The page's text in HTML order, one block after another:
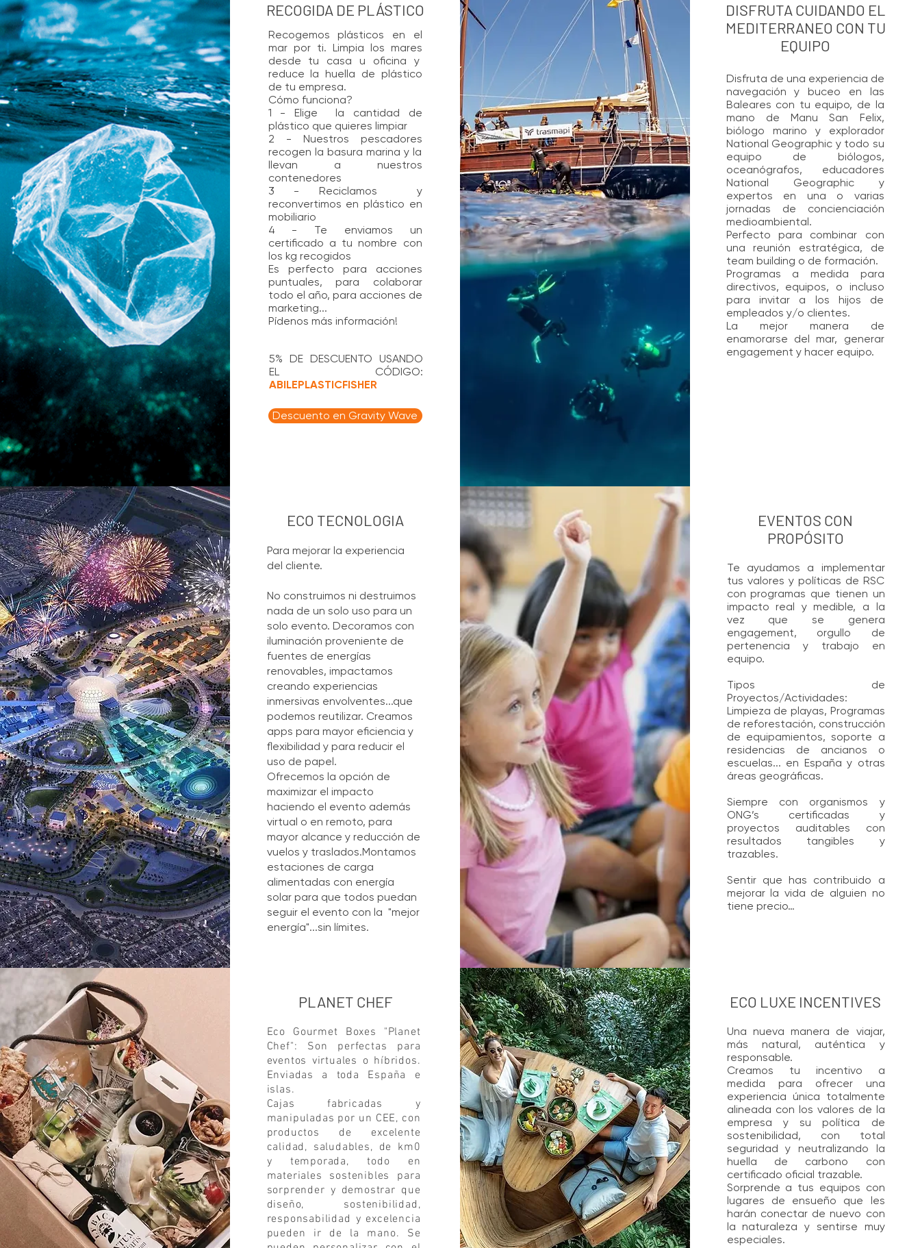
RECOGIDA DE PLÁSTICO
Recogemos plásticos en el
mar por ti. Limpia los mares
desde tu casa u oficina y
reduce la huella de plástico
de tu empresa.
Cómo funciona?
1 - Elige la cantidad de
plástico que quieres limpiar
2 - Nuestros pescadores
recogen la basura marina y la
llevan a nuestros
contenedores
3 - Reciclamos y
reconvertimos en plástico en
mobiliario
4 - Te enviamos un
certificado a tu nombre con
los kg recogidos
Es perfecto para acciones
puntuales, para colaborar
todo el año, para acciones de
marketing...
Pídenos más información!
5% DE DESCUENTO USANDO
EL CÓDIGO:
ABILEPLASTICFISHER
Descuento en Gravity Wave
DISFRUTA CUIDANDO EL
MEDITERRANEO CON TU
EQUIPO
Disfruta de una experiencia de
navegación y buceo en las
Baleares con tu equipo, de la
mano de Manu San Felix,
biólogo marino y explorador
National Geographic y todo su
equipo de biólogos,
oceanógrafos, educadores
National Geographic y
expertos en una o varias
jornadas de concienciación
medioambiental.
Perfecto para combinar con
una reunión estratégica, de
team building o de formación.
Programas a medida para
directivos, equipos, o incluso
para invitar a los hijos de
empleados y/o clientes.
La mejor manera de
enamorarse del mar, generar
engagement y hacer equipo.
ECO TECNOLOGIA
Para mejorar la experiencia
del cliente.
No construimos ni destruimos
nada de un solo uso para un
solo evento. Decoramos con
iluminación proveniente de
fuentes de energías
renovables, impactamos
creando experiencias
inmersivas envolventes...que
podemos reutilizar. Creamos
apps para mayor eficiencia y
flexibilidad y para reducir el
uso de papel.
Ofrecemos la opción de
maximizar el impacto
haciendo el evento además
virtual o en remoto, para
mayor alcance y reducción de
vuelos y traslados.Montamos
estaciones de carga
alimentadas con energía
solar para que todos puedan
seguir el evento con la "mejor
energía"...sin límites.
EVENTOS CON
PROPÓSITO
Te ayudamos a implementar
tus valores y políticas de RSC
con programas que tienen un
impacto real y medible, a la
vez que se genera
engagement, orgullo de
pertenencia y trabajo en
equipo.
Tipos de
Proyectos/Actividades:
Limpieza de playas, Programas
de reforestación, construcción
de equipamientos, soporte a
residencias de ancianos o
escuelas... en España y otras
áreas geográficas.
Siempre con organismos y
ONG’s certificadas y
proyectos auditables con
resultados tangibles y
trazables.
Sentir que has contribuido a
mejorar la vida de alguien no
tiene precio…
PLANET CHEF
Eco Gourmet Boxes "Planet
Chef": Son perfectas para
eventos virtuales o híbridos.
Enviadas a toda España e
islas.
Cajas fabricadas y
manipuladas por un CEE, con
productos de excelente
calidad, saludables, de km0
y temporada, todo en
materiales sostenibles para
sorprender y demostrar que
diseño, sostenibilidad,
responsabilidad y excelencia
pueden ir de la mano. Se
ECO LUXE INCENTIVES
Una nueva manera de viajar,
más natural, auténtica y
responsable.
Creamos tu incentivo a
medida para ofrecer una
experiencia única totalmente
alineada con los valores de la
empresa y su política de
sostenibilidad, con total
seguridad y neutralizando la
huella de carbono con
certificado oficial trazable.
Sorprende a tus equipos con
lugares de ensueño que les
harán conectar de nuevo con
la naturaleza y sentirse muy
especiales.